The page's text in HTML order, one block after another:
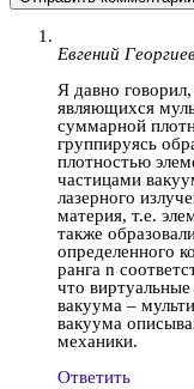
Евгений
Я давно
являющихся
суммарной
группируясь
плотностью
частицами
лазерного
материя, т.е.
также
определенного
ранга n
что
вакуума –
вакуума
механики.
Ответить